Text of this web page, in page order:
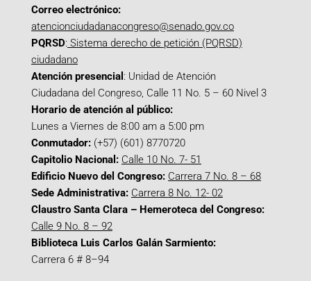
Correo electrónico:
atencionciudadanacongreso@senado.gov.co
PQRSD: Sistema derecho de petición (PQRSD)
ciudadano
Atención presencial : Unidad de Atención
Ciudadana del Congreso, Calle 11 No. 5 – 60 Nivel 3
Horario de atención al público:
Lunes a Viernes de 8:00 am a 5:00 pm
Conmutador: (+57) (601) 8770720
Capitolio Nacional: Calle 10 No. 7- 51
Edificio Nuevo del Congreso: Carrera 7 No. 8 – 68
Sede Administrativa: Carrera 8 No. 12- 02
Claustro Santa Clara – Hemeroteca del Congreso:
Calle 9 No. 8 – 92
Biblioteca Luis Carlos Galán Sarmiento:
Carrera 6 # 8–94